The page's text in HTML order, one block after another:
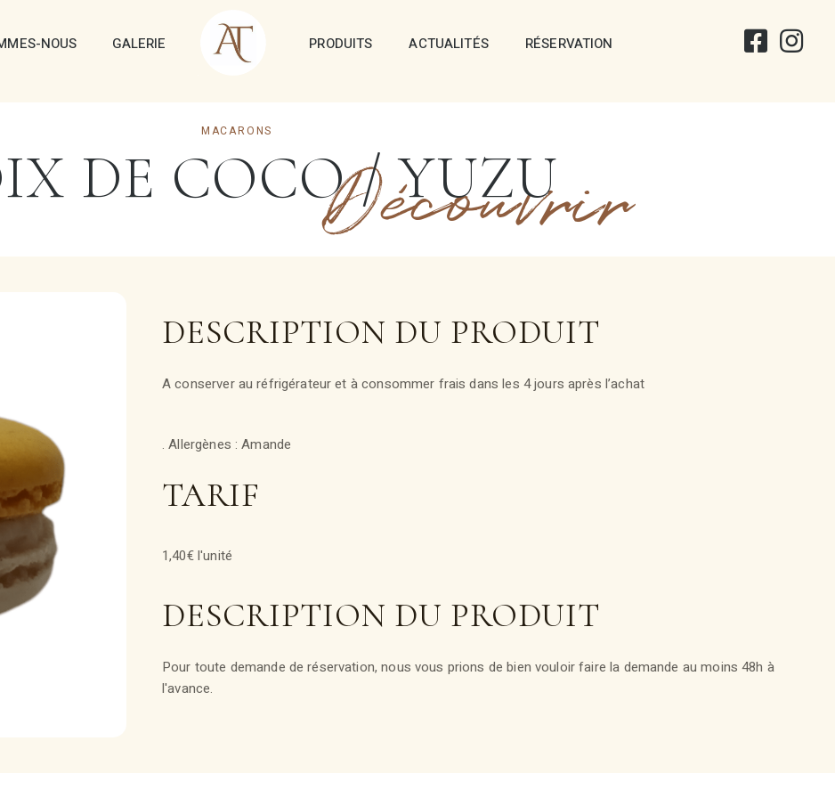
NOUS GALERIE PRODUITS ACTUALITÉS RÉSERVATION
MACARONS
DE COCO / YUZU
Découvrir
DESCRIPTION DU PRODUIT
A conserver au réfrigérateur et à consommer frais dans les 4 jours après l’achat
. Allergènes : Amande
TARIF
1,40€ l'unité
DESCRIPTION DU PRODUIT
Pour toute demande de réservation, nous vous prions de bien vouloir faire la demande au moins 48h à
l'avance.